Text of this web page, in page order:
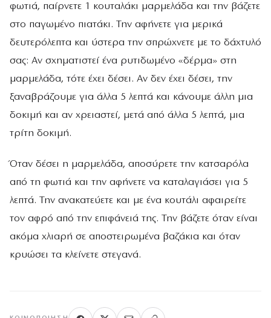
φωτιά, παίρνετε 1 κουταλάκι μαρμελάδα και την βάζετε
στο παγωμένο πιατάκι. Την αφήνετε για μερικά
δευτερόλεπτα και ύστερα την σπρώχνετε με το δάχτυλό
σας: Αν σχηματιστεί ένα ρυτιδωμένο «δέρμα» στη
μαρμελάδα, τότε έχει δέσει. Αν δεν έχει δέσει, την
ξαναβράζουμε για άλλα 5 λεπτά και κάνουμε άλλη μια
δοκιμή και αν χρειαστεί, μετά από άλλα 5 λεπτά, μια
τρίτη δοκιμή.
Όταν δέσει η μαρμελάδα, αποσύρετε την κατσαρόλα
από τη φωτιά και την αφήνετε να καταλαγιάσει για 5
λεπτά. Την ανακατεύετε και με ένα κουτάλι αφαιρείτε
τον αφρό από την επιφάνειά της. Την βάζετε όταν είναι
ακόμα χλιαρή σε αποστειρωμένα βαζάκια και όταν
κρυώσει τα κλείνετε στεγανά.